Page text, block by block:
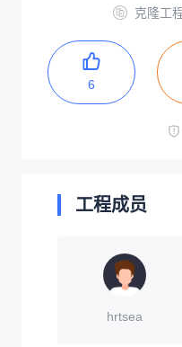
克隆工
6
工程成员
hrtsea